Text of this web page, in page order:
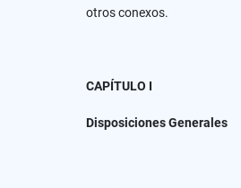
otros conexos.
CAPÍTULO I
Disposiciones Generales